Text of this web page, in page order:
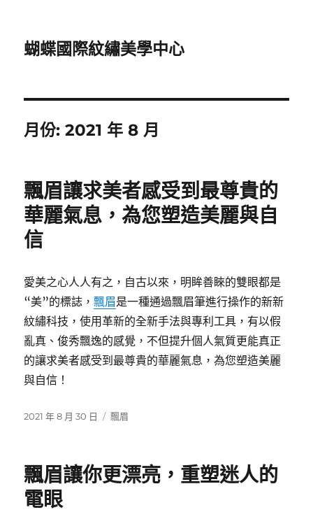
蝴蝶國際紋繡美學中心
月份:2021 年 8 月
飄眉讓求美者感受到最尊貴的
華麗氣息，為您塑造美麗與自
信
愛美之心人人有之，自古以來，明眸善睞的雙眼都是
“美”的標誌，飄眉是一種通過飄眉筆進行操作的新新
紋繡科技，使用革新的全新手法與專利工具，有以假
亂真、俊秀飄逸的感覺，不但提升個人氣質更能真正
的讓求美者感受到最尊貴的華麗氣息，為您塑造美麗
與自信！
發
2021 年 8 月 30 日
分
飄眉
飄眉讓你更漂亮，重塑迷人的
電眼